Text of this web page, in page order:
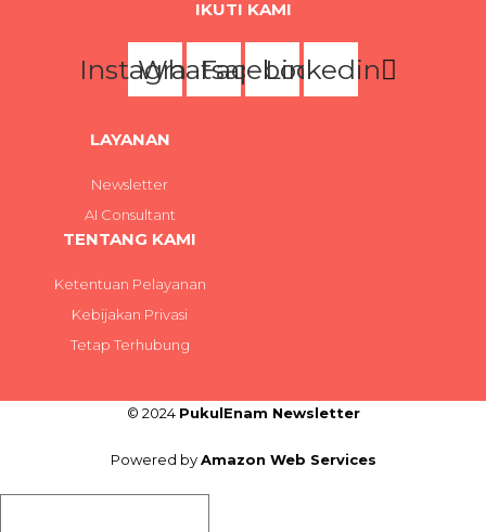
IKUTI KAMI
Instagram
Whatsapp
Facebook
Linkedin
LAYANAN
Newsletter
AI Consultant
TENTANG KAMI
Ketentuan Pelayanan
Kebijakan Privasi
Tetap Terhubung
© 2024 PukulEnam Newsletter
Powered byAmazon Web Services